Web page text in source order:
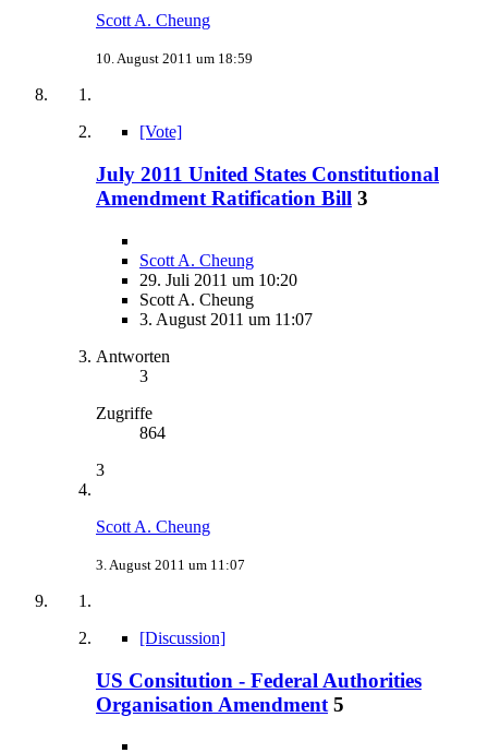
Scott A. Cheung
10. August 2011 um 18:59
[Vote]
July 2011 United States Constitutional
Amendment Ratification Bill 3
Scott A. Cheung
29. Juli 2011 um 10:20
Scott A. Cheung
3. August 2011 um 11:07
Antworten
3
Zugriffe
864
3
Scott A. Cheung
3. August 2011 um 11:07
[Discussion]
US Consitution - Federal Authorities
Organisation Amendment 5